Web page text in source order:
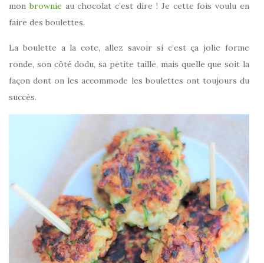
monbrownie au chocolat c’est dire ! Je cette fois voulu en
faire des boulettes.
La boulette a la cote, allez savoir si c’est ça jolie forme
ronde, son côté dodu, sa petite taille, mais quelle que soit la
façon dont on les accommode les boulettes ont toujours du
succès.